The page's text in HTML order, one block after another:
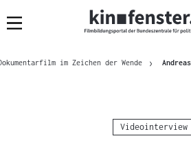
Navigation
zum
zur
amBrotkrümelnavigation
im Zeichen der Wende
Kategorie:
Videointerview